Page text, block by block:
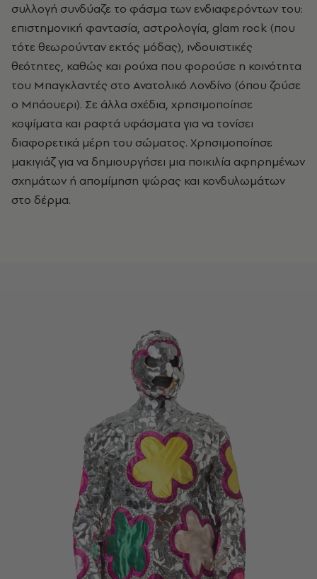
συλλογή συνδύαζε το φάσμα των ενδιαφερόντων του:
επιστημονική φαντασία, αστρολογία, glam rock (που
τότε θεωρούνταν εκτός μόδας), ινδουιστικές
θεότητες, καθώς και ρούχα που φορούσε η κοινότητα
του Μπαγκλαντές στο Ανατολικό Λονδίνο (όπου ζούσε
ο Μπάουερι). Σε άλλα σχέδια, χρησιμοποίησε
κοψίματα και ραφτά υφάσματα για να τονίσει
διαφορετικά μέρη του σώματος. Χρησιμοποίησε
μακιγιάζ για να δημιουργήσει μια ποικιλία αφηρημένων
σχημάτων ή απομίμηση ψώρας και κονδυλωμάτων
στο δέρμα.